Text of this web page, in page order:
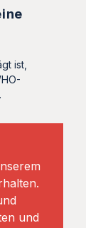
ist,
und